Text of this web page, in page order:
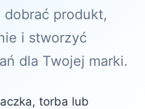
dobrać produkt,
i stworzyć
dla Twojej marki.
torba lub